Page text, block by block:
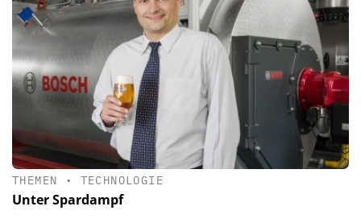
THEMEN • TECHNOLOGIE
Unter Spardampf